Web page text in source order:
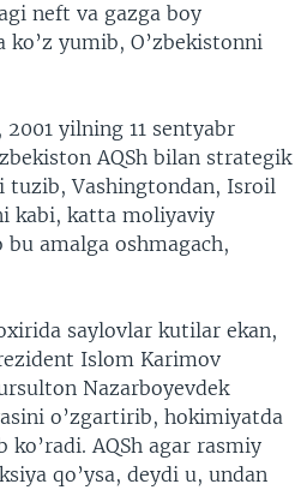
neft va gazga boy
yumib, O’zbekistonni
yilning 11 sentyabr
AQSh bilan strategik
tuzib, Vashingtondan, Isroil
kabi, katta moliyaviy
amalga oshmagach,
saylovlar kutilar ekan,
Islom Karimov
Nazarboyevdek
o’zgartirib, hokimiyatda
AQSh agar rasmiy
qo’ysa, deydi u, undan